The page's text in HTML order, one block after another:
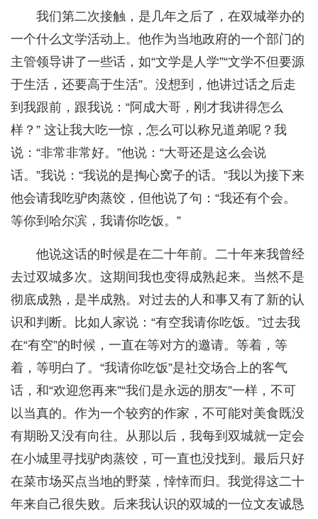
我们第二次接触，是几年之后了，在双城举办的
一个什么文学活动上。他作为当地政府的一个部门的
主管领导讲了一些话，如“文学是人学”“文学不但要源
于生活，还要高于生活”。没想到，他讲过话之后走
到我跟前，跟我说：“阿成大哥，刚才我讲得怎么
样？” 这让我大吃一惊，怎么可以称兄道弟呢？我
说：“非常非常好。”他说：“大哥还是这么会说
话。”我说：“我说的是掏心窝子的话。”我以为接下来
他会请我吃驴肉蒸饺，但他说了句：“我还有个会。
等你到哈尔滨，我请你吃饭。”
他说这话的时候是在二十年前。二十年来我曾经
去过双城多次。这期间我也变得成熟起来。当然不是
彻底成熟，是半成熟。对过去的人和事又有了新的认
识和判断。比如人家说：“有空我请你吃饭。”过去我
在“有空”的时候，一直在等对方的邀请。等着，等
着，等明白了。“我请你吃饭”是社交场合上的客气
话，和“欢迎您再来”“我们是永远的朋友”一样，不可
以当真的。作为一个较穷的作家，不可能对美食既没
有期盼又没有向往。从那以后，我每到双城就一定会
在小城里寻找驴肉蒸饺，可一直也没找到。最后只好
在菜市场买点当地的野菜，悻悻而归。我觉得这二十
年来自己很失败。后来我认识的双城的一位文友诚恳